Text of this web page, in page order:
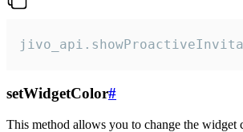
setWidgetColor#
This method allows you to change the widget